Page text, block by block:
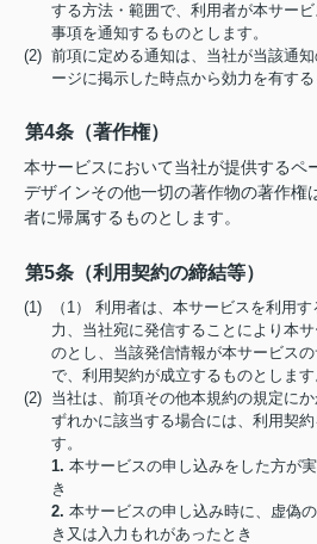
する方法・範囲で、利用者が本サー
事項を通知するものとします。
(2) 前項に定める通知は、当社が当該通
ージに掲示した時点から効力を有する
第4条（著作権）
本サービスにおいて当社が提供するペ
デザインその他一切の著作物の著作権
者に帰属するものとします。
第5条（利用契約の締結等）
(1) （1） 利用者は、本サービスを利用す
力、当社宛に発信することにより本
のとし、当該発信情報が本サービス
で、利用契約が成立するものとします
(2) 当社は、前項その他本規約の規定に
ずれかに該当する場合には、利用契
す。
1. 本サービスの申し込みをした方が
き
2. 本サービスの申し込み時に、虚偽
き又は入力もれがあったとき